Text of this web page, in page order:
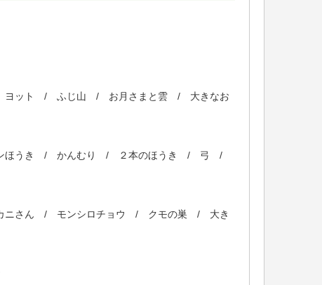
ト / ふじ山 / お月さまと雲 / 大きなお
うき / かんむり / ２本のほうき / 弓 /
ん / モンシロチョウ / クモの巣 / 大き